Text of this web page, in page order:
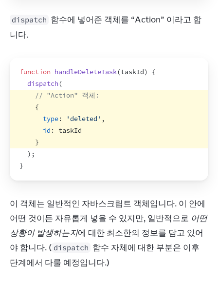
dispatch 함수에 넣어준 객체를 “Action” 이라고 합
니다.
function handleDeleteTask(taskId)
{
dispatch(
// "Action" 객체:
{
type: 'deleted' ,
id :
taskId
}
) ;
}
이 객체는 일반적인 자바스크립트 객체입니다. 이 안에
어떤 것이든 자유롭게 넣을 수 있지만, 일반적으로 어떤
상황이 발생하는지에 대한 최소한의 정보를 담고 있어
야 합니다. ( dispatch 함수 자체에 대한 부분은 이후
단계에서 다룰 예정입니다.)